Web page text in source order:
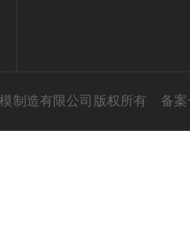
制造有限公司版权所有 备